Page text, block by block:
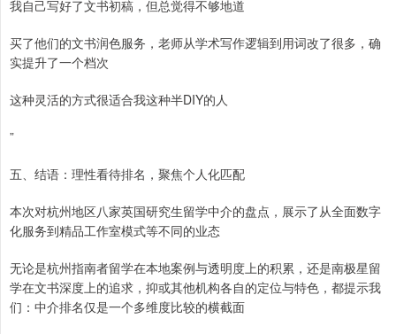
我自己写好了文书初稿，但总觉得不够地道
买了他们的文书润色服务，老师从学术写作逻辑到用词改了很多，确
实提升了一个档次
这种灵活的方式很适合我这种半DIY的人
”
五、结语：理性看待排名，聚焦个人化匹配
本次对杭州地区八家英国研究生留学中介的盘点，展示了从全面数字
化服务到精品工作室模式等不同的业态
无论是杭州指南者留学在本地案例与透明度上的积累，还是南极星留
学在文书深度上的追求，抑或其他机构各自的定位与特色，都提示我
们：中介排名仅是一个多维度比较的横截面